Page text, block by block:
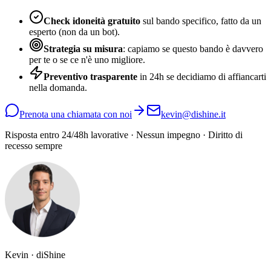
Check idoneità gratuito sul bando specifico, fatto da un
esperto (non da un bot).
Strategia su misura: capiamo se questo bando è davvero
per te o se ce n'è uno migliore.
Preventivo trasparente in 24h se decidiamo di affiancarti
nella domanda.
Prenota una chiamata con noi
kevin@dishine.it
Risposta entro 24/48h lavorative · Nessun impegno · Diritto di
recesso sempre
Kevin · diShine